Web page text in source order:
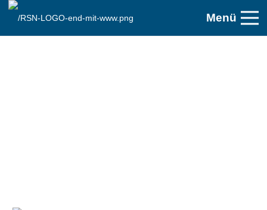
Menü